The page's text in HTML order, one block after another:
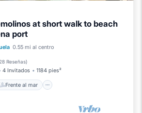
at short walk to beach
port
0.55 mi al centro
Reseñas)
4 Invitados 1184 pies²
Frente al mar
Frente al mar